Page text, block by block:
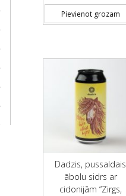
Pievienot grozam
Dadzis, pussaldais
ābolu sidrs ar
cidonijām “Zirgs,